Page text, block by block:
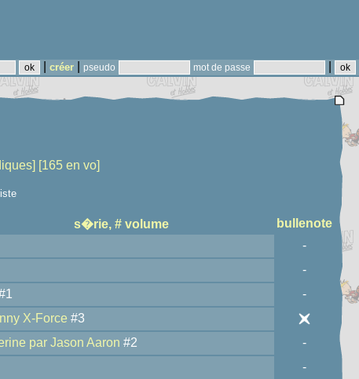
créer pseudo mot de passe
[165 en vo]
s�rie, # volume
bullenote
-
-
-
X-Force #3
par Jason Aaron #2
-
-